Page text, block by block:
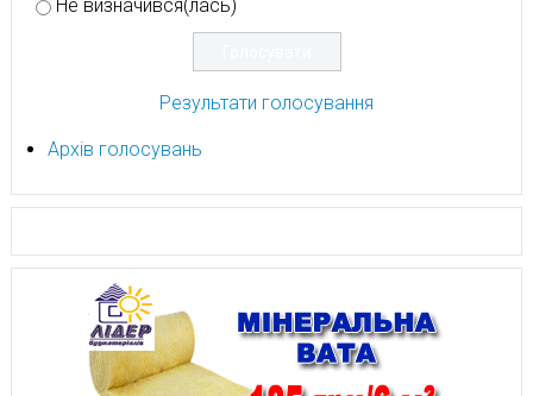
Не визначився(лась)
Результати голосування
Архів голосувань